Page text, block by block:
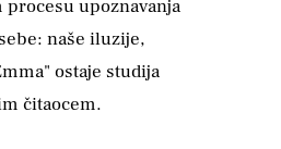
upoznavanja
naše iluzije,
ostaje studija
čitaocem.